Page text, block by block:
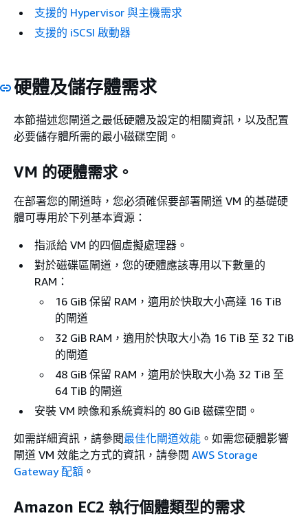
支援的 Hypervisor 與主機需求
支援的 iSCSI 啟動器
硬體及儲存體需求
本節描述您閘道之最低硬體及設定的相關資訊，以及配置
必要儲存體所需的最小磁碟空間。
VM 的硬體需求。
在部署您的閘道時，您必須確保要部署閘道 VM 的基礎硬
體可專用於下列基本資源：
指派給 VM 的四個虛擬處理器。
對於磁碟區閘道 ，您的硬體應該專用以下數量的
RAM：
16 GiB 保留 RAM，適用於快取大小高達 16 TiB
的閘道
32 GiB RAM，適用於快取大小為 16 TiB 至 32 TiB
的閘道
48 GiB 保留 RAM，適用於快取大小為 32 TiB 至
64 TiB 的閘道
安裝 VM 映像和系統資料的 80 GiB 磁碟空間。
如需詳細資訊，請參閱最佳化閘道效能 。如需您硬體影響
閘道 VM 效能之方式的資訊，請參閱 AWS Storage
Gateway 配額 。
Amazon EC2 執行個體類型的需求